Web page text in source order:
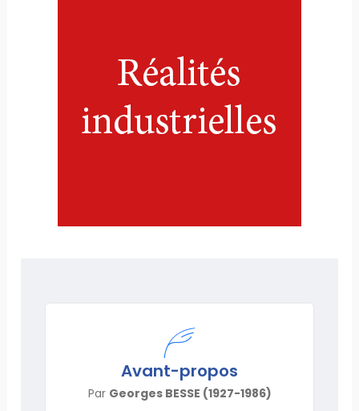
Avant-propos
Par Georges BESSE (1927-1986)